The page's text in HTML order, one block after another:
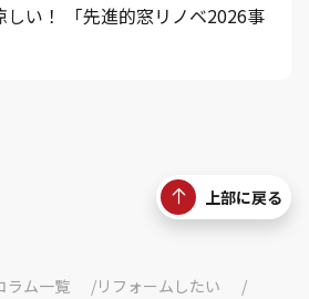
い！ 「先進的窓リノベ2026事
上部に戻る
ラム一覧
リフォームしたい